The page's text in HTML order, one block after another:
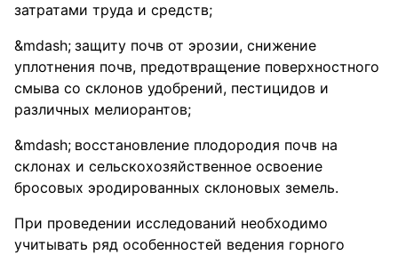
затратами труда и средств;
защиту почв от эрозии, снижение
уплотнения почв, предотвращение поверхностного
смыва со склонов удобрений, пестицидов и
различных мелиорантов;
восстановление плодородия почв на
склонах и сельскохозяйственное освоение
бросовых эродированных склоновых земель.
При проведении исследований необходимо
учитывать ряд особенностей ведения горного